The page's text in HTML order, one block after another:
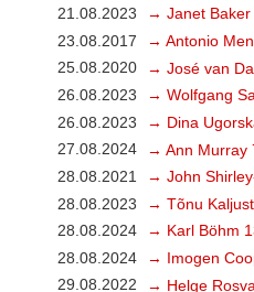
21.08.2023
→ Janet Baker
23.08.2017
→ Antonio
25.08.2020
→ José van
26.08.2023
→ Wolfgang
26.08.2023
→ Dina
27.08.2024
→ Ann Murray
28.08.2021
→ John
28.08.2023
→ Tõnu
28.08.2024
→ Karl Böhm
28.08.2024
→ Imogen
29.08.2022
→ Helge